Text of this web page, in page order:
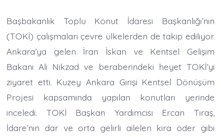
Başbakanlık Toplu Konut İdaresi Başkanlığı’nın
(TOKİ) çalışmaları çevre ülkelerden de takip ediliyor.
Ankara’ya gelen İran İskan ve Kentsel Gelişim
Bakanı Ali Nikzad ve beraberindeki heyet TOKİ’yi
ziyaret etti. Kuzey Ankara Girişi Kentsel Dönüşüm
Projesi kapsamında yapılan konutları yerinde
inceledi. TOKİ Başkan Yardımcısı Ercan Tıraş,
İdare’nin dar ve orta gelirli aileleri kira öder gibi